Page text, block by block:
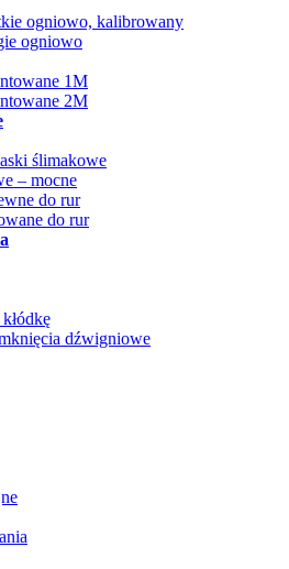
ogniowo, kalibrowany
ogniowo
1M
2M
ślimakowe
– mocne
do rur
do rur
dźwigniowe